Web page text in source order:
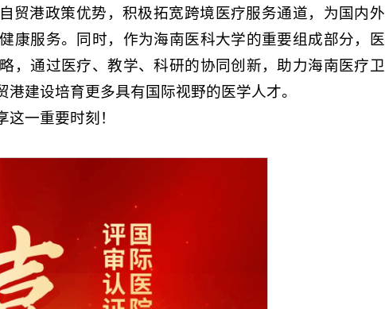
贸港政策优势，积极拓宽跨境医疗服务通道，为国内外
康服务。同时，作为海南医科大学的重要组成部分，医
，通过医疗、教学、科研的协同创新，助力海南医疗卫
建设培育更多具有国际视野的医学人才。
一重要时刻！